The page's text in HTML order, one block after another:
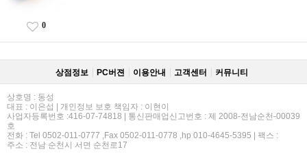
0
상점정보 PC버젼 이용안내 고객센터 커뮤니티
상호명 : 동성
대표 : 이은섭 | 개인정보 보호 책임자 : 이현이
사업자등록번호 :416-07-74818 | 통신판매업신고번호 : 제 2008-전남순천-00039
호
전화 : Tel 0502-011-0777 ,Fax 0502-011-0778 ,hp 010-4645-5395 | 팩스 :
주소 : 전남 순천시 서면 순천로17